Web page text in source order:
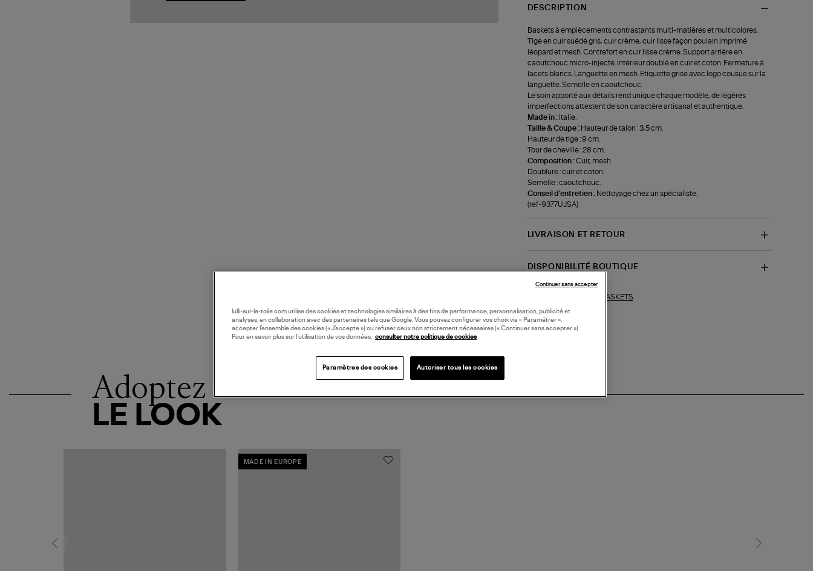
DESCRIPTION
Baskets à empiècements contrastants multi-matières et multicolores.
Tige en cuir suédé gris, cuir crème, cuir lisse façon poulain imprimé
léopard et mesh. Contrefort en cuir lisse crème. Support arrière en
caoutchouc micro-injecté. Intérieur doublé en cuir et coton. Fermeture à
lacets blancs. Languette en mesh. Etiquette grise avec logo cousue sur la
languette. Semelle en caoutchouc.
Le soin apporté aux détails rend unique chaque modèle, de légères
imperfections attestent de son caractère artisanal et authentique.
Made in : Italie.
Taille & Coupe : Hauteur de talon : 3,5 cm.
Hauteur de tige : 9 cm.
Tour de cheville : 28 cm.
Composition :Cuir, mesh.
Doublure : cuir et coton.
Semelle : caoutchouc.
Conseil d'entretien : Nettoyage chez un spécialiste.
(ref-9377UJSA)
LIVRAISON ET RETOUR
DISPONIBILITÉ BOUTIQUE
BASKETS
Adoptez
LE LOOK
MADE IN EUROPE
lulli-sur-la-toile.com utilise des cookies et technologies similaires à des fins de performance, personnalisation, publicité et
analyses, en collaboration avec des partenaires tels que Google. Vous pouvez configurer vos choix via « Paramétrer »,
accepter l’ensemble des cookies (« J’accepte ») ou refuser ceux non strictement nécessaires (« Continuer sans accepter »).
Pour en savoir plus sur l’utilisation de vos données, consulter notre politique de cookies
Paramètres des cookies Autoriser tous les cookies
Continuer sans accepter